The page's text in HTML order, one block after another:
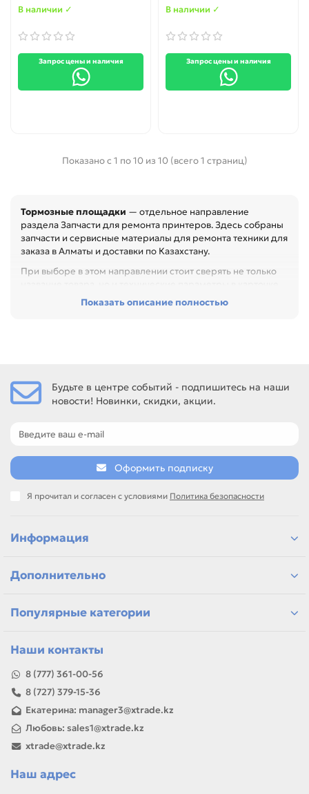
В наличии ✓
Запрос цены и наличия
В наличии ✓
Запрос цены и наличия
Показано с 1 по 10 из 10 (всего 1 страниц)
Тормозные площадки — отдельное направление
раздела Запчасти для ремонта принтеров. Здесь собраны
запчасти и сервисные материалы для ремонта техники для
заказа в Алматы и доставки по Казахстану.
При выборе в этом направлении стоит сверять не только
Перед покупкой проверьте артикул, размер, материал,
тефлонового вала для CANON NP-1215 пара (FS1-1240-000),
Бушинг тефлонового вала для CANON IR-1600 пара (FB6-
Сравнивайте такие позиции по названию, артикулу и
таблице характеристик.
Если нужен близкий вариант, посмотрите соседние
направления: Резиновый вал / Прижимной вал,
Ремкомплект.
детали для ремонта и профилактики
Казахстану
или задачей, товар можно использовать для замены,
ремонта, заправки, печати или пополнения складского
Показать описание полностью
Будьте в центре событий - подпишитесь на наши
новости! Новинки, скидки, акции.
Оформить подписку
Я прочитал и согласен с условиями Политика безопасности
Информация
Дополнительно
Популярные категории
Наши контакты
8 (777) 361-00-56
8 (727) 379-15-36
Екатерина: manager3@xtrade.kz
Любовь: sales1@xtrade.kz
xtrade@xtrade.kz
Наш адрес